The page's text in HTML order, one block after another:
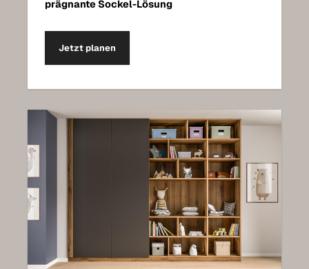
prägnante Sockel-Lösung
Jetzt planen